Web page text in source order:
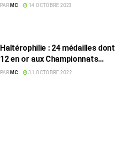
médailles dont 3 en d’or
PAR MC 14 OCTOBRE 2023
Haltérophilie : 24 médailles dont
12 en or aux Championnats
d’Afrique
PAR MC 31 OCTOBRE 2022